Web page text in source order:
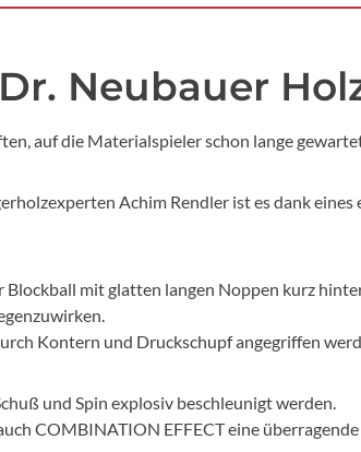
Neubauer
auf die Materialspieler schon lange
Achim Rendler ist es dank
mit glatten langen Noppen kurz
Kontern und Druckschupf angegriffen
und Spin explosiv beschleunigt werden.
COMBINATION EFFECT eine